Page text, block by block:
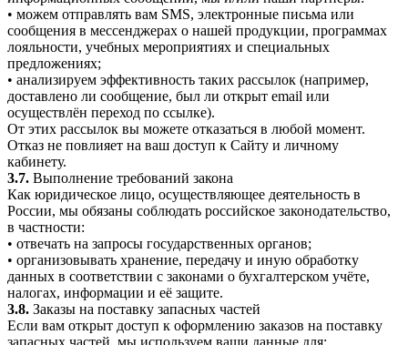
• можем отправлять вам SMS, электронные письма или
сообщения в мессенджерах о нашей продукции, программах
лояльности, учебных мероприятиях и специальных
предложениях;
• анализируем эффективность таких рассылок (например,
доставлено ли сообщение, был ли открыт email или
осуществлён переход по ссылке).
От этих рассылок вы можете отказаться в любой момент.
Отказ не повлияет на ваш доступ к Сайту и личному
кабинету.
3.7. Выполнение требований закона
Как юридическое лицо, осуществляющее деятельность в
России, мы обязаны соблюдать российское законодательство,
в частности:
• отвечать на запросы государственных органов;
• организовывать хранение, передачу и иную обработку
данных в соответствии с законами о бухгалтерском учёте,
налогах, информации и её защите.
3.8. Заказы на поставку запасных частей
Если вам открыт доступ к оформлению заказов на поставку
запасных частей, мы используем ваши данные для: